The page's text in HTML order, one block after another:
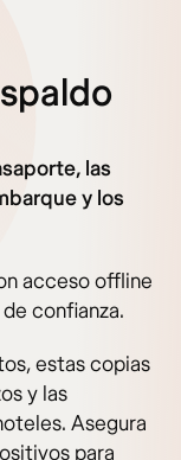
las
y los
acceso offline
confianza.
estas copias
y las
Asegura
para